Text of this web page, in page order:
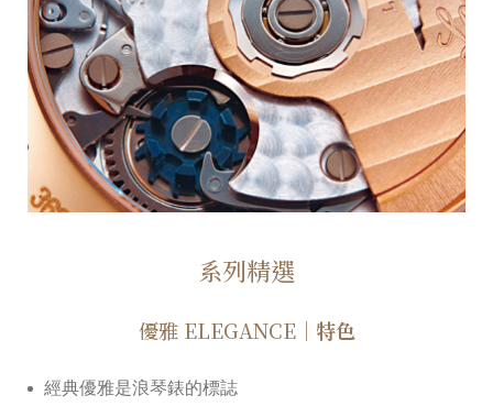
系列精選
優雅 ELEGANCE｜特色
經典優雅是浪琴錶的標誌